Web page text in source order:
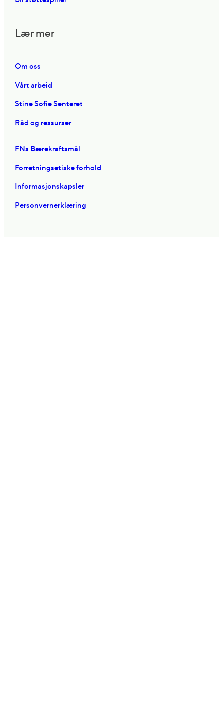
Lær mer
Om oss
Vårt arbeid
Stine Sofie Senteret
Råd og ressurser
FNs Bærekraftsmål
Forretningsetiske forhold
Informasjonskapsler
Personvernerklæring